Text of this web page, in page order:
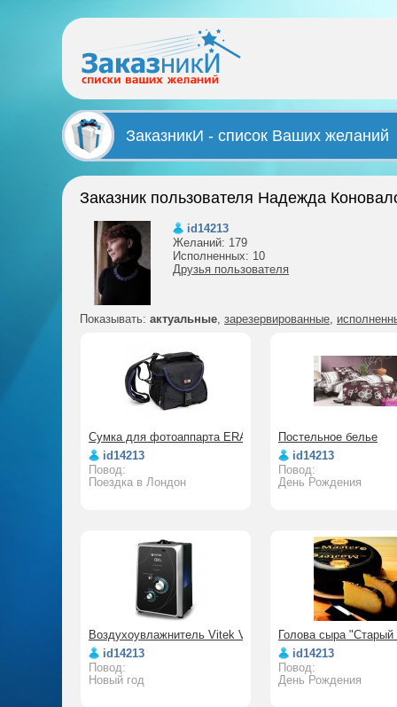
ЗаказникИ - список Ваших желаний
Заказник пользователя Надежда
id14213
Желаний: 179
Исполненных: 10
Друзья пользователя
Показывать: актуальные, зарезервированные,
Сумка для фотоаппарта ERA PRO 020904
id14213
Повод:
Поездка в Лондон
Постельное белье
id14213
Повод:
День Рождения
Воздухоувлажнитель Vitek VT-1761
id14213
Повод:
Новый год
Голова сыра
id14213
Повод:
День Рождения